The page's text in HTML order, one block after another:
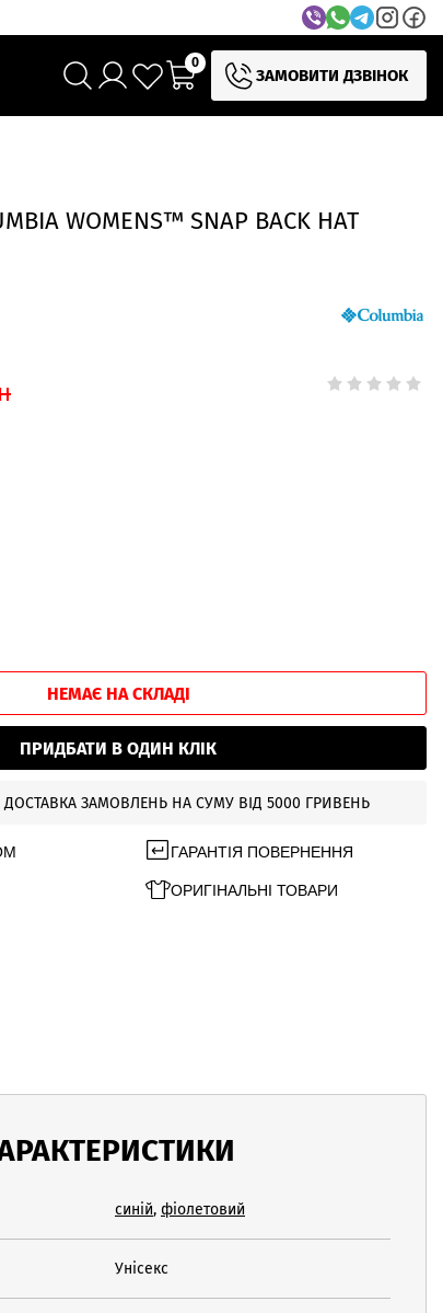
0
ЗАМОВИТИ ДЗВІНОК
WOMENS™ SNAP BACK HAT
НЕМАЄ НА СКЛАДІ
ПРИДБАТИ В ОДИН КЛІК
ЗАМОВЛЕНЬ НА СУМУ ВІД 5000 ГРИВЕНЬ
ГАРАНТІЯ ПОВЕРНЕННЯ
ОРИГІНАЛЬНІ ТОВАРИ
синій, фіолетовий
Унісекс